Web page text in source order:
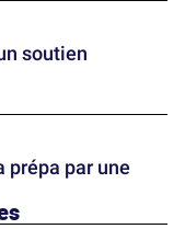
soutien
prépa par une